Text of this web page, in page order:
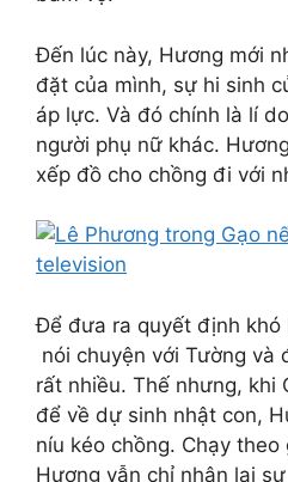
Đến lúc này, Hương mới
đặt của mình, sự hi sinh
áp lực. Và đó chính là lí
người phụ nữ khác.
xếp đồ cho chồng đi với
Để đưa ra quyết định khó
nói chuyện với Tường và
rất nhiều. Thế nhưng, khi
để về dự sinh nhật con,
níu kéo chồng. Chạy theo
Hương vẫn chỉ nhận lại